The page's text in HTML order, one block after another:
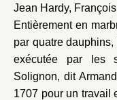
Jean Hardy,
Entièrement en
par quatre
exécutée par les
Solignon, dit
1707 pour un travail